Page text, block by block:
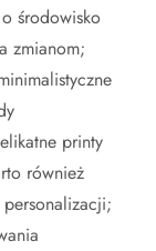
środowisko
zmianom;
printy
również